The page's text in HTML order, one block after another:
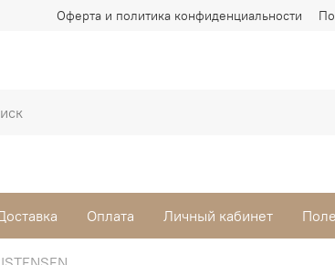
Оферта и политика конфиденциальности
Оплата Личный кабинет